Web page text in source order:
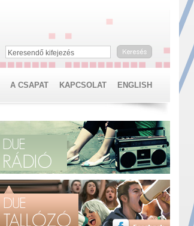
Keresendő kifejezés
A CSAPAT KAPCSOLAT ENGLISH